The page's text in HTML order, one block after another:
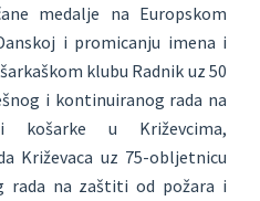
medalje na Europskom
i promicanju imena i
klubu Radnik uz 50
i kontinuiranog rada na
košarke u Križevcima,
Križevaca uz 75-obljetnicu
rada na zaštiti od požara i